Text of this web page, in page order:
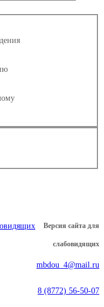
Версия сайта для
слабовидящих
mbdou_4@mail.ru
8 (8772) 56-50-07